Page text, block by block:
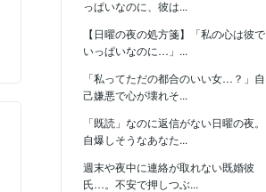
っぱいなのに、彼は...
【日曜の夜の処方箋】「私の心は彼で
いっぱいなのに…」...
「私ってただの都合のいい女…？」自
己嫌悪で心が壊れそ...
「既読」なのに返信がない日曜の夜。
自爆しそうなあなた...
週末や夜中に連絡が取れない既婚彼
氏…。不安で押しつぶ...